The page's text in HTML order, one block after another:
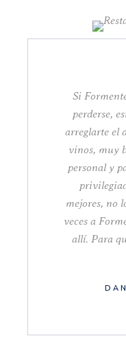
Si
perderse,
arreglarte el
vinos, muy
personal y
mejores, no
veces a
allí. Para